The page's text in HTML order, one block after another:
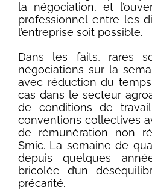
la négociation, et
professionnel entre les
l’entreprise soit possible.
Dans les faits, rares
négociations sur la
avec réduction du
cas dans le secteur
de conditions de
conventions collectives
de rémunération non
Smic. La semaine de
depuis quelques
bricolée d’un
précarité.